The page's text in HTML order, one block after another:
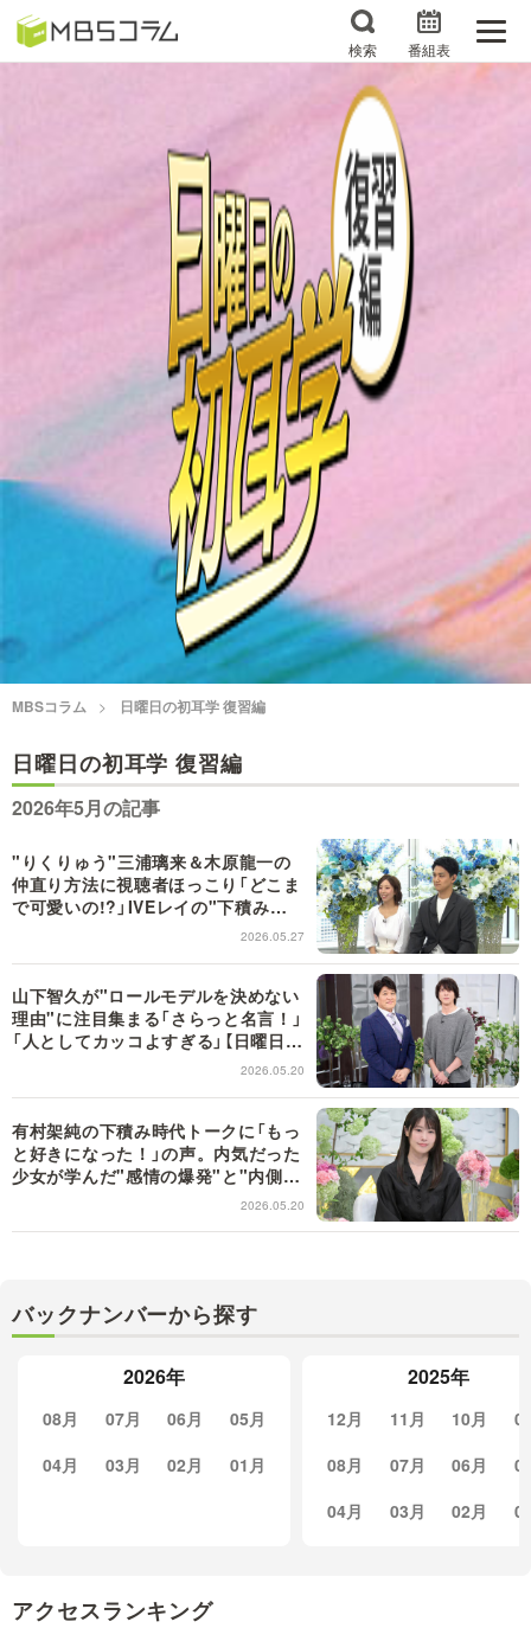
検索 番組表
エンタメMBS
3分で読める！『ザ・リー
ダー』たちの泣き笑い
もう一度楽しむプレバト
サタプラ ～気になる情
報をちょこっとプラス～
所さんお届けモノです！
の気になるトコロ
月曜の蛙、大海を知る。
マニアックでメカニカル
そしてＭＢＳ的なＭなス
何が起こるかホンマにわ
からん！？「ごぶごぶ」の
トリセツ
情熱大陸を読む
レストランだけじゃない
「水野真紀の魔法のレスト
ラン」
痛快！明石家電視台に、
エエ話はいらんねん！
池上彰のニュース解説が
読める！「生！池上彰×山
里亮太」
MBSコラム 日曜日の初耳学 復習編
日曜日の初耳学 復習編
2026年5月の記事
"りくりゅう"三浦璃来＆木原龍一の
仲直り方法に視聴者ほっこり「どこま
で可愛いの!?」IVEレイの"下積みエ
ピソード"にも驚きの声【日曜日の初
2026.05.27
山下智久が"ロールモデルを決めない
理由"に注目集まる「さらっと名言！」
「人としてカッコよすぎる」【日曜日の
2026.05.20
有村架純の下積み時代トークに「もっ
と好きになった！」の声。内気だった
少女が学んだ"感情の爆発"と"内側か
ら役を作ること"【日曜日の初耳学】
2026.05.20
バックナンバーから探す
2026年
08月 07月 06月
05月
04月
03月 02月 01月
2025年
12月 11月 10月
08月
07月 06月
04月
03月 02月
アクセスランキング